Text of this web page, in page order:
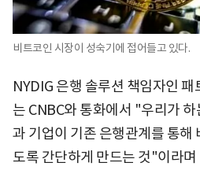
비트코인 시장이 성숙기에 접어들고 있다.
NYDIG 은행 솔루션 책임자인
는 CNBC와 통화에서 "우리가
과 기업이 기존 은행관계를 통해
도록 간단하게 만드는 것"이라며